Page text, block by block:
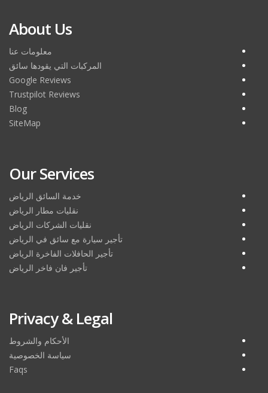
About Us
معلومات عنا
المركبات التي يقودها سائق
Google Reviews
Trustpilot Reviews
Blog
SiteMap
Our Services
خدمة السائق الرياض
نقليات مطار الرياض
نقليات الشركات الرياض
تأجير سيارة مع سائق في الرياض
تأجير الحافلات الفاخرة الرياض
تأجير فان فاخر الرياض
Privacy & Legal
الأحكام والشروط
سياسة الخصوصية
Faqs